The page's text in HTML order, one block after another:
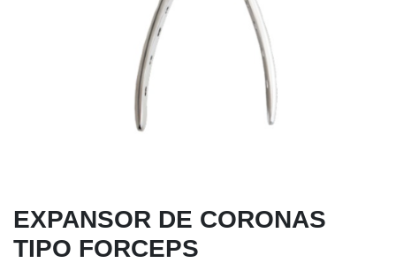
EXPANSOR DE CORONAS
TIPO FORCEPS